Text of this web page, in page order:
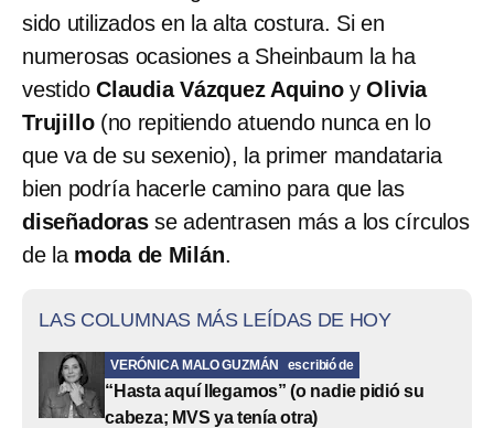
sido utilizados en la alta costura. Si en
numerosas ocasiones a Sheinbaum la ha
vestido Claudia Vázquez AquinoyOlivia
Trujillo(no repitiendo atuendo nunca en lo
que va de su sexenio), la primer mandataria
bien podría hacerle camino para que las
diseñadorasse adentrasen más a los círculos
de la moda de Milán.
LAS COLUMNAS MÁS LEÍDAS DE HOY
VERÓNICA MALO GUZMÁN escribió de
“Hasta aquí llegamos” (o nadie pidió su
cabeza; MVS ya tenía otra)